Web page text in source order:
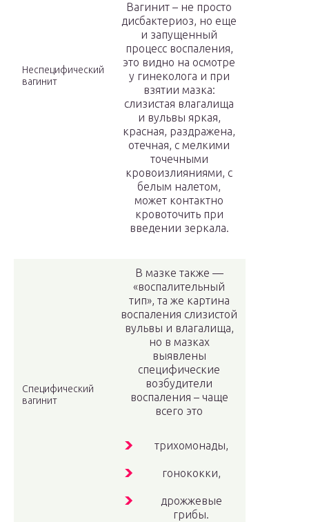
Неспецифический
вагинит
Вагинит – не просто
дисбактериоз, но еще
и запущенный
процесс воспаления,
это видно на осмотре
у гинеколога и при
взятии мазка:
слизистая влагалища
и вульвы яркая,
красная, раздражена,
отечная, с мелкими
точечными
кровоизлияниями, с
белым налетом,
может контактно
кровоточить при
введении зеркала.
Специфический
вагинит
В мазке также —
«воспалительный
тип», та же картина
воспаления слизистой
вульвы и влагалища,
но в мазках
выявлены
специфические
возбудители
воспаления – чаще
всего это
трихомонады,
гонококки,
дрожжевые
грибы.